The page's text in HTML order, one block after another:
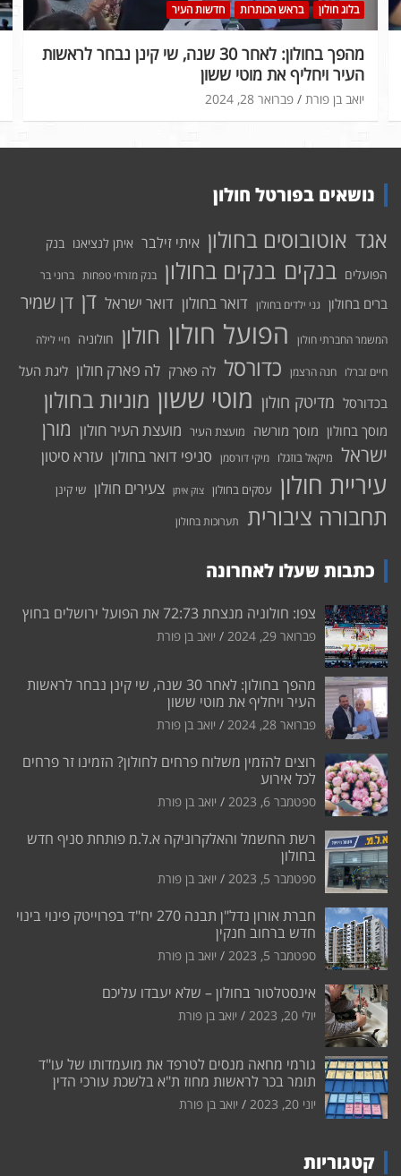
בלוג חולון בראש הכותרות חדשות העיר
מהפך בחולון: לאחר 30 שנה, שי קינן נבחר לראשות
העיר ויחליף את מוטי ששון
פברואר 28, 2024 יואב בן פורת
נושאים בפורטל חולון
אגד אוטובוסים בחולון איתי זילבר איתן לנציאנו בנק
הפועלים בנקים בנקים בחולון בנק מזרחי טפחות ברוני בר
ברים בחולון גני ילדים בחולון דואר בחולון דואר ישראל דן דן שמיר
המשמר החברתי חולון הפועל חולון חולון חולוניה חיי לילה
חיים זברלו חנה הרצמן כדורסל לה פארק לה פארק חולון ליגת העל
בכדורסל מדיטק חולון מוטי ששון מוניות בחולון
מוסך בחולון מוסך מורשה מועצת העיר מועצת העיר חולון מורן
ישראל מיקאל בוזגלו מיקי דורסמן סניפי דואר בחולון עזרא סיטון
עיריית חולון עסקים בחולון צוק איתן צעירים חולון שי קינן
תחבורה ציבורית תערוכות בחולון
כתבות שעלו לאחרונה
צפו: חולוניה מנצחת 72:73 את הפועל ירושלים בחוץ
פברואר 29, 2024 יואב בן פורת
מהפך בחולון: לאחר 30 שנה, שי קינן נבחר לראשות
העיר ויחליף את מוטי ששון
פברואר 28, 2024 יואב בן פורת
רוצים להזמין משלוח פרחים לחולון? הזמינו זר פרחים
לכל אירוע
ספטמבר 6, 2023 יואב בן פורת
רשת החשמל והאלקרוניקה א.ל.מ פותחת סניף חדש
בחולון
ספטמבר 5, 2023 יואב בן פורת
חברת אורון נדל"ן תבנה 270 יח"ד בפרוייטק פינוי בינוי
חדש ברחוב חנקין
ספטמבר 5, 2023 יואב בן פורת
אינסטלטור בחולון – שלא יעבדו עליכם
יולי 20, 2023 יואב בן פורת
גורמי מחאה מנסים לטרפד את מועמדותו של עו"ד
תומר בכר לראשות מחוז ת"א בלשכת עורכי הדין
יוני 20, 2023 יואב בן פורת
קטגוריות